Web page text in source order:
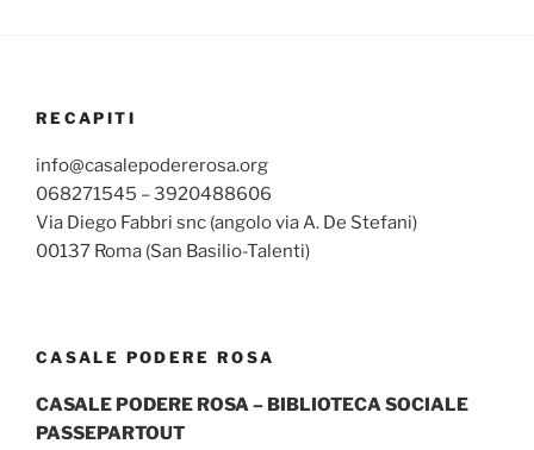
RECAPITI
info@casalepodererosa.org
068271545 – 3920488606
Via Diego Fabbri snc (angolo via A. De Stefani)
00137 Roma (San Basilio-Talenti)
CASALE PODERE ROSA
CASALE PODERE ROSA – BIBLIOTECA SOCIALE
PASSEPARTOUT